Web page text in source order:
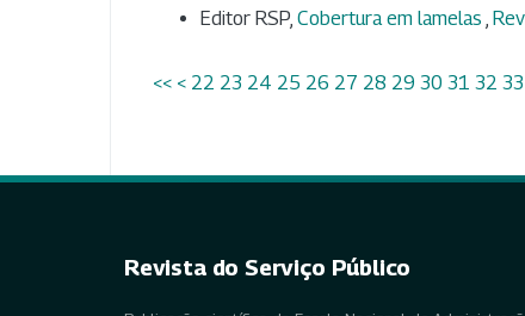
Editor RSP, Cobertura em lamelas ,
<< < 22 23 24 25 26 27 28 29 30 31 32 33
Revista do Serviço Público